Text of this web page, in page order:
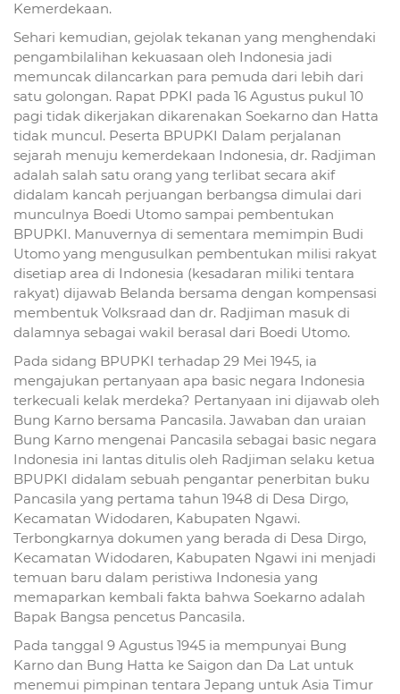
Kemerdekaan.
Sehari kemudian, gejolak tekanan yang menghendaki
pengambilalihan kekuasaan oleh Indonesia jadi
memuncak dilancarkan para pemuda dari lebih dari
satu golongan. Rapat PPKI pada 16 Agustus pukul 10
pagi tidak dikerjakan dikarenakan Soekarno dan Hatta
tidak muncul. Peserta BPUPKI Dalam perjalanan
sejarah menuju kemerdekaan Indonesia, dr. Radjiman
adalah salah satu orang yang terlibat secara akif
didalam kancah perjuangan berbangsa dimulai dari
munculnya Boedi Utomo sampai pembentukan
BPUPKI. Manuvernya di sementara memimpin Budi
Utomo yang mengusulkan pembentukan milisi rakyat
disetiap area di Indonesia (kesadaran miliki tentara
rakyat) dijawab Belanda bersama dengan kompensasi
membentuk Volksraad dan dr. Radjiman masuk di
dalamnya sebagai wakil berasal dari Boedi Utomo.
Pada sidang BPUPKI terhadap 29 Mei 1945, ia
mengajukan pertanyaan apa basic negara Indonesia
terkecuali kelak merdeka? Pertanyaan ini dijawab oleh
Bung Karno bersama Pancasila. Jawaban dan uraian
Bung Karno mengenai Pancasila sebagai basic negara
Indonesia ini lantas ditulis oleh Radjiman selaku ketua
BPUPKI didalam sebuah pengantar penerbitan buku
Pancasila yang pertama tahun 1948 di Desa Dirgo,
Kecamatan Widodaren, Kabupaten Ngawi.
Terbongkarnya dokumen yang berada di Desa Dirgo,
Kecamatan Widodaren, Kabupaten Ngawi ini menjadi
temuan baru dalam peristiwa Indonesia yang
memaparkan kembali fakta bahwa Soekarno adalah
Bapak Bangsa pencetus Pancasila.
Pada tanggal 9 Agustus 1945 ia mempunyai Bung
Karno dan Bung Hatta ke Saigon dan Da Lat untuk
menemui pimpinan tentara Jepang untuk Asia Timur